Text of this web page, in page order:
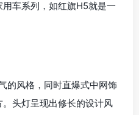
车系列，如红旗H5就是一
的风格，同时直爆式中网饰
头灯呈现出修长的设计风